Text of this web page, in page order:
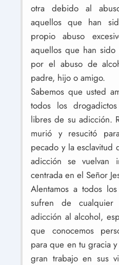
otra debido al
aquellos que han
propio abuso
aquellos que han
por el abuso de
padre, hijo o amigo.
Sabemos que usted
todos los
libres de su adicción.
murió y resucitó
pecado y la esclavitud
adicción se vuelvan
centrada en el Señor
Alentamos a todos
sufren de
adicción al alcohol,
que conocemos
para que en tu gracia
gran trabajo en sus